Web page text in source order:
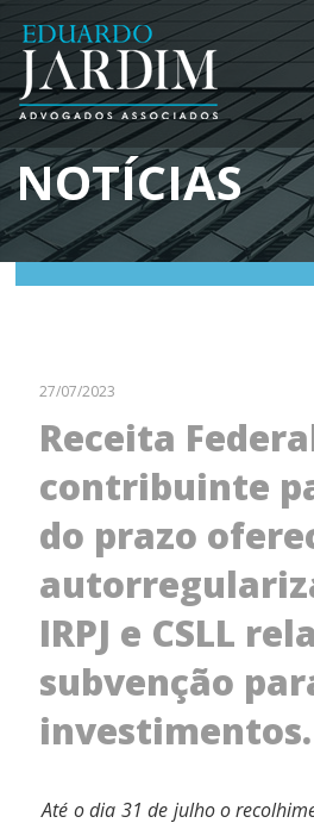
NOTÍCIAS
27/07/2023
Receita
contribuinte
do prazo
IRPJ e CSLL
subvenção
investimentos.
Até o dia 31 de julho o